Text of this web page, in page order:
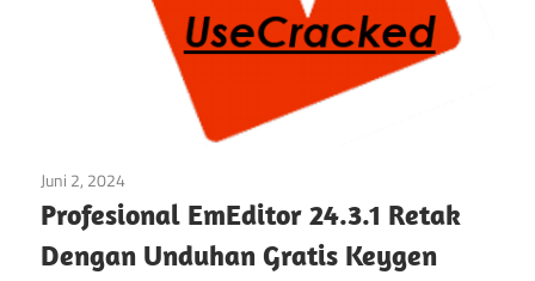
Juni 2, 2024
Profesional EmEditor 24.3.1 Retak
Dengan Unduhan Gratis Keygen